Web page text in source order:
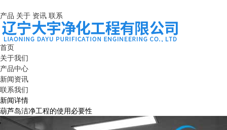
产品 关于 资讯 联系
首页
关于我们
产品中心
新闻资讯
联系我们
新闻详情
葫芦岛洁净工程的使用必要性